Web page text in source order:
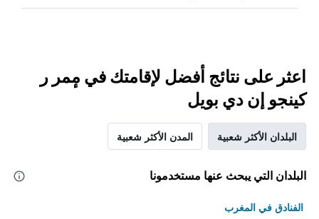
اعثر على نتائج أفضل لإقامتك في مٕمر ر
كينجو إن دي بويل
البلدان الأكثر شعبية المدن الأكثر شعبية
البلدان التي يبحث عنها مستخدمونا
الفنادق في المغرب